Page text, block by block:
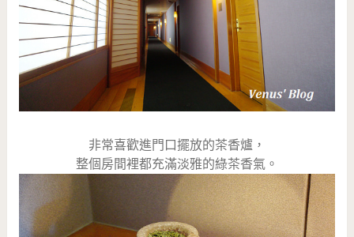
非常喜歡進門口擺放的茶香爐，
整個房間裡都充滿淡雅的綠茶香氣。